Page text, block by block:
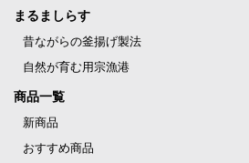
まるましらす
昔ながらの釜揚げ製法
自然が育む用宗漁港
商品一覧
新商品
おすすめ商品